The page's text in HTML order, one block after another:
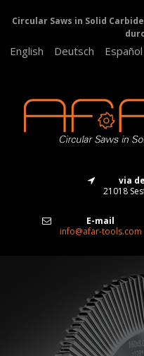
Circular Saws in Solid
English Deutsch Español
via
21018
E-mail
info@afar-tools.com